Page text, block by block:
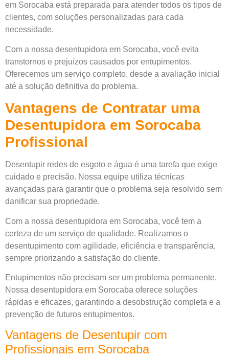
em Sorocaba está preparada para atender todos os tipos de
clientes, com soluções personalizadas para cada
necessidade.
Com a nossa desentupidora em Sorocaba, você evita
transtornos e prejuízos causados por entupimentos.
Oferecemos um serviço completo, desde a avaliação inicial
até a solução definitiva do problema.
Vantagens de Contratar uma
Desentupidora em Sorocaba
Profissional
Desentupir redes de esgoto e água é uma tarefa que exige
cuidado e precisão. Nossa equipe utiliza técnicas
avançadas para garantir que o problema seja resolvido sem
danificar sua propriedade.
Com a nossa desentupidora em Sorocaba, você tem a
certeza de um serviço de qualidade. Realizamos o
desentupimento com agilidade, eficiência e transparência,
sempre priorizando a satisfação do cliente.
Entupimentos não precisam ser um problema permanente.
Nossa desentupidora em Sorocaba oferece soluções
rápidas e eficazes, garantindo a desobstrução completa e a
prevenção de futuros entupimentos.
Vantagens de Desentupir com
Profissionais em Sorocaba